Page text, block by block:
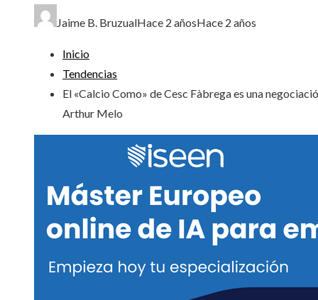
Jaime B. BruzualHace 2 añosHace 2 años
Inicio
Tendencias
El «Calcio Como» de Cesc Fàbrega es una
Arthur Melo